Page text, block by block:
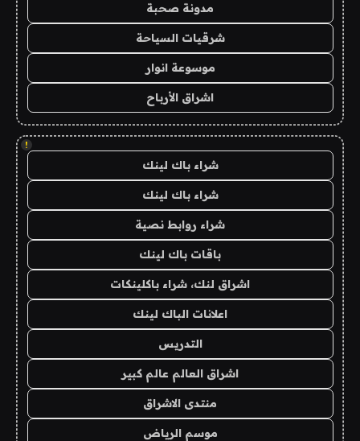
مدونة صحبة
شرقيات السياحة
موسوعة انوار
اشراق الأرباح
!
شراء باك لينك
شراء باك لينك
شراء روابط نصية
باقات باك لينك
اشراق لنك، شراء باكلينكات
اعلانات الباك لينك
التدريس
اشراق العالم عالم كبير
منتدى الاشراق
موسم الرياض